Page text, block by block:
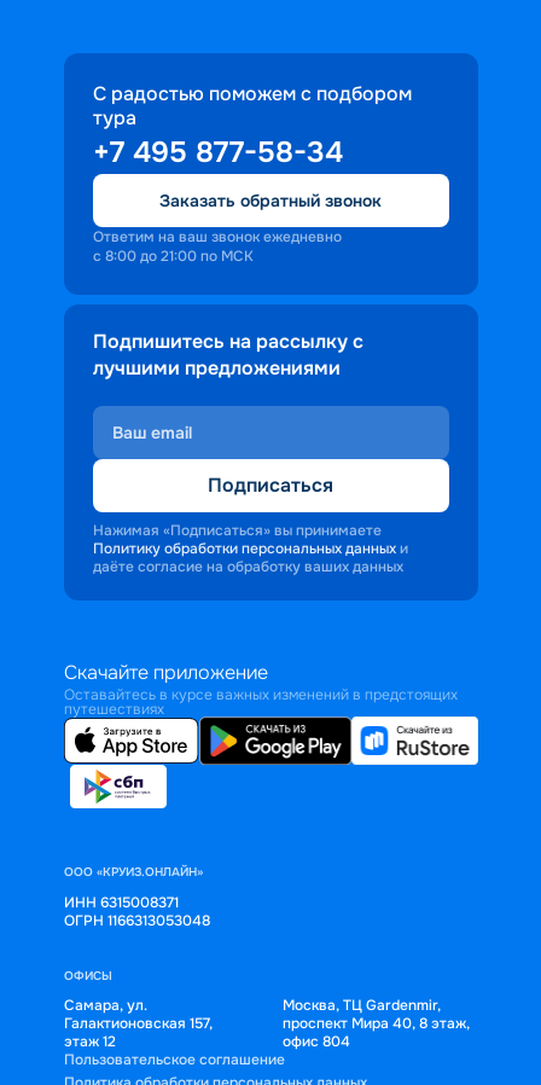
С радостью поможем с подбором
тура
+7 495 877-58-34
Заказать обратный звонок
Ответим на ваш звонок ежедневно
с 8:00 до 21:00 по МСК
Подпишитесь на рассылку с
лучшими предложениями
Подписаться
Нажимая «Подписаться» вы принимаете
Политику обработки персональных данных и
даёте согласие на обработку ваших данных
Скачайте приложение
Оставайтесь в курсе важных изменений в предстоящих
путешествиях
ООО «КРУИЗ.ОНЛАЙН»
ИНН 6315008371
ОГРН 1166313053048
ОФИСЫ
Самара, ул.
Галактионовская 157,
этаж 12
Москва, ТЦ Gardenmir,
проспект Мира 40, 8 этаж,
офис 804
Пользовательское соглашение